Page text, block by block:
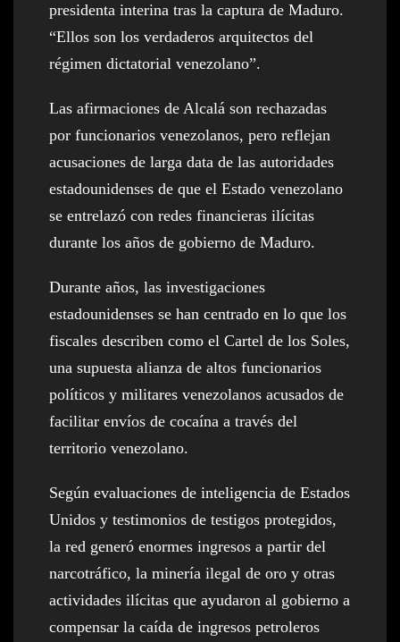
presidenta interina tras la captura de Maduro.
“Ellos son los verdaderos arquitectos del
régimen dictatorial venezolano”.
Las afirmaciones de Alcalá son rechazadas
por funcionarios venezolanos, pero reflejan
acusaciones de larga data de las autoridades
estadounidenses de que el Estado venezolano
se entrelazó con redes financieras ilícitas
durante los años de gobierno de Maduro.
Durante años, las investigaciones
estadounidenses se han centrado en lo que los
fiscales describen como el Cartel de los Soles,
una supuesta alianza de altos funcionarios
políticos y militares venezolanos acusados de
facilitar envíos de cocaína a través del
territorio venezolano.
Según evaluaciones de inteligencia de Estados
Unidos y testimonios de testigos protegidos,
la red generó enormes ingresos a partir del
narcotráfico, la minería ilegal de oro y otras
actividades ilícitas que ayudaron al gobierno a
compensar la caída de ingresos petroleros